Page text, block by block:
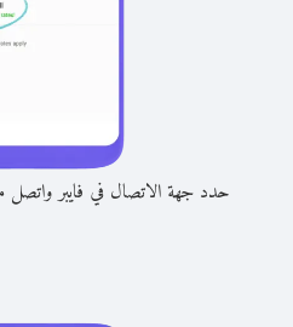
حدد جهة الاتصال في فايبر واتصل